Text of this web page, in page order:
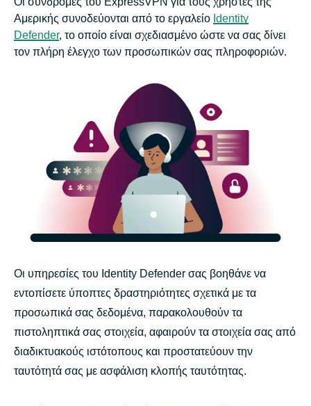
Αμερικής συνοδεύονται από το εργαλείο Identity
Defender, το οποίο είναι σχεδιασμένο ώστε να σας δίνει
τον πλήρη έλεγχο των προσωπικών σας πληροφοριών.
Οι υπηρεσίες του Identity Defender σας βοηθάνε να
εντοπίσετε ύποπτες δραστηριότητες σχετικά με τα
προσωπικά σας δεδομένα, παρακολουθούν τα
πιστοληπτικά σας στοιχεία, αφαιρούν τα στοιχεία σας από
διαδικτυακούς ιστότοπους και προστατεύουν την
ταυτότητά σας με ασφάλιση κλοπής ταυτότητας.